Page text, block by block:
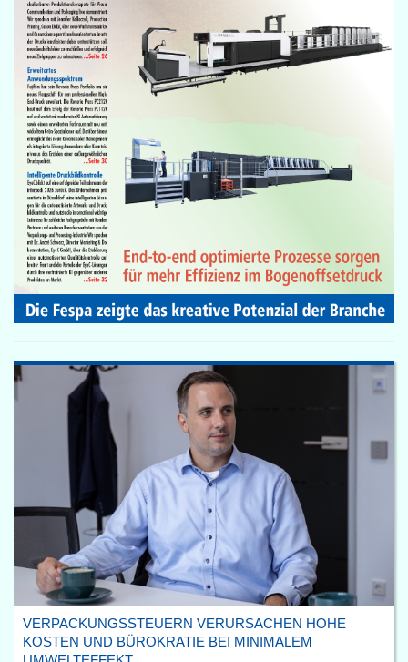
VERPACKUNGSSTEUERN VERURSACHEN HOHE
KOSTEN UND BÜROKRATIE BEI MINIMALEM